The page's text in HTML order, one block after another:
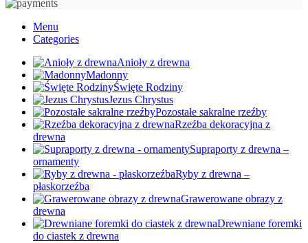
Menu
Categories
Anioły z drewna
Madonny
Święte Rodziny
Jezus Chrystus
Pozostałe sakralne rzeźby
Rzeźba dekoracyjna z
drewna
Supraporty z drewna –
ornamenty
Ryby z drewna –
płaskorzeźba
Grawerowane obrazy z
drewna
Drewniane foremki
do ciastek z drewna